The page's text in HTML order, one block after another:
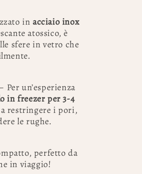
inacciaio inox
atossico, è
sfere in vetro che
Per un’esperienza
in freezer per 3-4
restringere i pori,
le rughe.
perfetto da
in viaggio!